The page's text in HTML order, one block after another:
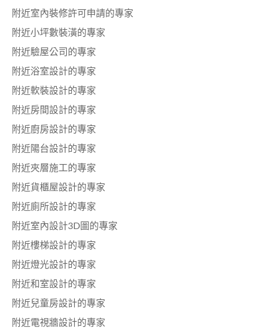
附近室內裝修許可申請的專家
附近小坪數裝潢的專家
附近驗屋公司的專家
附近浴室設計的專家
附近軟裝設計的專家
附近房間設計的專家
附近廚房設計的專家
附近陽台設計的專家
附近夾層施工的專家
附近貨櫃屋設計的專家
附近廁所設計的專家
附近室內設計3D圖的專家
附近樓梯設計的專家
附近燈光設計的專家
附近和室設計的專家
附近兒童房設計的專家
附近電視牆設計的專家